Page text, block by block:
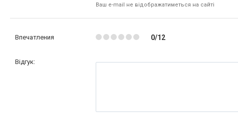
Ваш e-mail не відображатиметься на сайті
Впечатления 0/12
Відгук: